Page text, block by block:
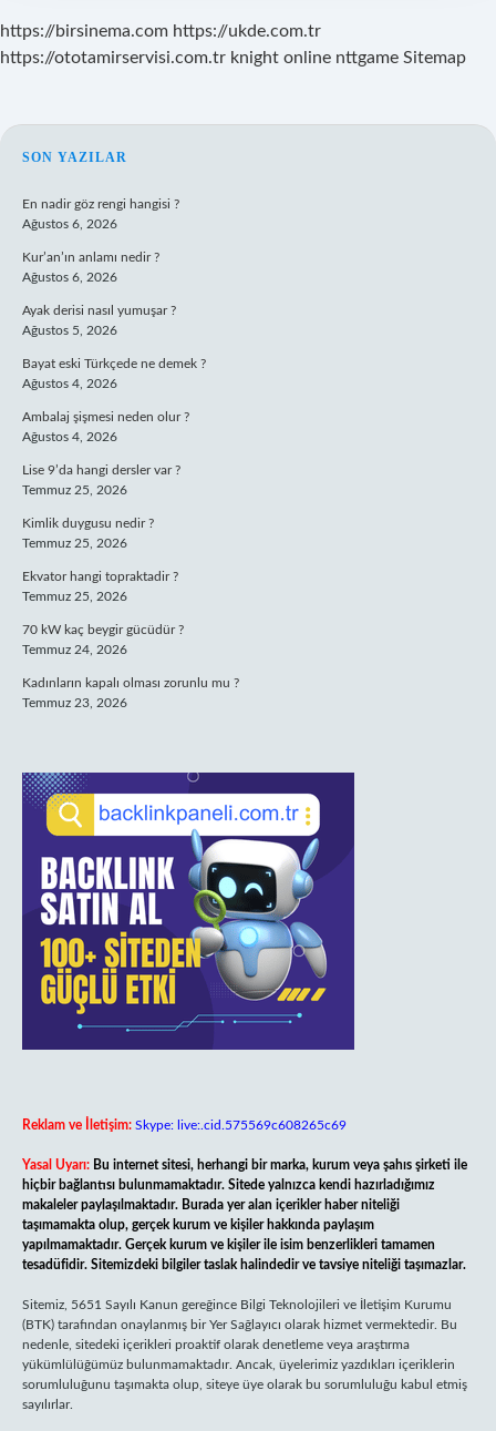
https://birsinema.com https://ukde.com.tr
https://ototamirservisi.com.tr knight online nttgame Sitemap
SIDEBAR
SON YAZILAR
En nadir göz rengi hangisi ?
Ağustos 6, 2026
Kur’an’ın anlamı nedir ?
Ağustos 6, 2026
Ayak derisi nasıl yumuşar ?
Ağustos 5, 2026
Bayat eski Türkçede ne demek ?
Ağustos 4, 2026
Ambalaj şişmesi neden olur ?
Ağustos 4, 2026
Lise 9’da hangi dersler var ?
Temmuz 25, 2026
Kimlik duygusu nedir ?
Temmuz 25, 2026
Ekvator hangi topraktadir ?
Temmuz 25, 2026
70 kW kaç beygir gücüdür ?
Temmuz 24, 2026
Kadınların kapalı olması zorunlu mu ?
Temmuz 23, 2026
Reklam ve İletişim: Skype: live:.cid.575569c608265c69
Yasal Uyarı: Bu internet sitesi, herhangi bir marka, kurum veya şahıs şirketi ile
hiçbir bağlantısı bulunmamaktadır. Sitede yalnızca kendi hazırladığımız
makaleler paylaşılmaktadır. Burada yer alan içerikler haber niteliği
taşımamakta olup, gerçek kurum ve kişiler hakkında paylaşım
yapılmamaktadır. Gerçek kurum ve kişiler ile isim benzerlikleri tamamen
tesadüfidir. Sitemizdeki bilgiler taslak halindedir ve tavsiye niteliği taşımazlar.
Sitemiz, 5651 Sayılı Kanun gereğince Bilgi Teknolojileri ve İletişim Kurumu
(BTK) tarafından onaylanmış bir Yer Sağlayıcı olarak hizmet vermektedir. Bu
nedenle, sitedeki içerikleri proaktif olarak denetleme veya araştırma
yükümlülüğümüz bulunmamaktadır. Ancak, üyelerimiz yazdıkları içeriklerin
sorumluluğunu taşımakta olup, siteye üye olarak bu sorumluluğu kabul etmiş
sayılırlar.